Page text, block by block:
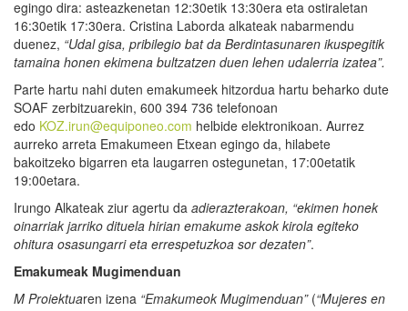
egingo dira: asteazkenetan 12:30etik 13:30era eta ostiraletan
16:30etik 17:30era. Cristina Laborda alkateak nabarmendu
duenez, “Udal gisa, pribilegio bat da Berdintasunaren ikuspegitik
tamaina honen ekimena bultzatzen duen lehen udalerria izatea”.
Parte hartu nahi duten emakumeek hitzordua hartu beharko dute
SOAF zerbitzuarekin, 600 394 736 telefonoan
edo KOZ.irun@equiponeo.com helbide elektronikoan. Aurrez
aurreko arreta Emakumeen Etxean egingo da, hilabete
bakoitzeko bigarren eta laugarren ostegunetan, 17:00etatik
19:00etara.
Irungo Alkateak ziur agertu da adierazterakoan, “ekimen honek
oinarriak jarriko dituela hirian emakume askok kirola egiteko
ohitura osasungarri eta errespetuzkoa sor dezaten”.
Emakumeak Mugimenduan
M Proiektuaren izena “Emakumeok Mugimenduan”(“Mujeres en